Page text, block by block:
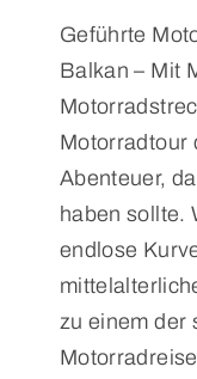
Geführte
Balkan – Mit
Motorradtour
Abenteuer,
haben sollte.
endlose
zu einem der